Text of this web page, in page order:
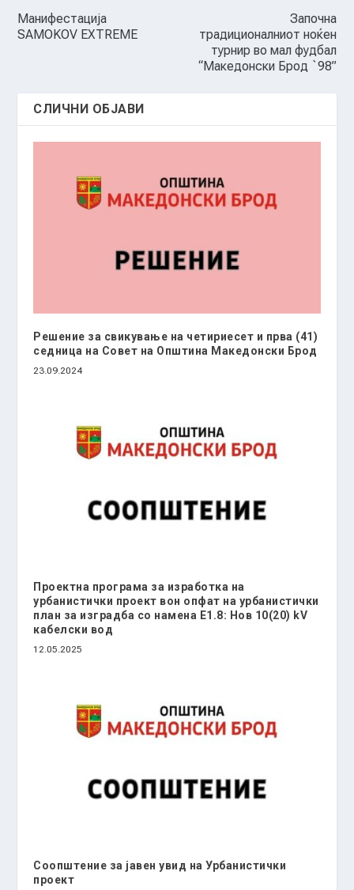
Манифестација
SAMOKOV EXTREME
Започна
традиционалниот ноќен
турнир во мал фудбал
“Македонски Брод `98”
СЛИЧНИ ОБЈАВИ
Решение за свикување на четириесет и прва (41)
седница на Совет на Општина Македонски Брод
23.09.2024
Проектна програма за изработка на
урбанистички проект вон опфат на урбанистички
план за изградба со намена Е1.8: Нов 10(20) kV
кабелски вод
12.05.2025
Соопштение за јавен увид на Урбанистички
проект